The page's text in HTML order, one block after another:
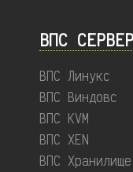
ВПС
ВПС Линукс
ВПС Виндовс
ВПС KVM
ВПС XEN
ВПС Хранилище